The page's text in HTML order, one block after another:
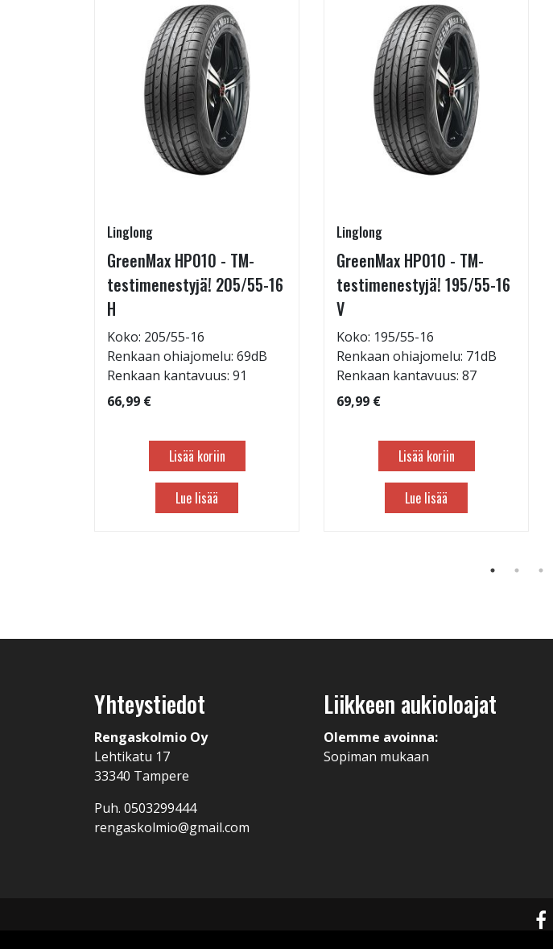
Linglong
GreenMax HP010 - TM-
testimenestyjä! 205/55-16
H
Koko: 205/55-16
Renkaan ohiajomelu: 69dB
Renkaan kantavuus: 91
66,99 €
Lisää koriin
Lue lisää
Linglong
GreenMax HP010 - TM-
testimenestyjä! 195/55-16
V
Koko: 195/55-16
Renkaan ohiajomelu: 71dB
Renkaan kantavuus: 87
69,99 €
Lisää koriin
Lue lisää
Yhteystiedot
Rengaskolmio Oy
Lehtikatu 17
33340 Tampere
Puh. 0503299444
rengaskolmio@gmail.com
Liikkeen aukioloajat
Olemme avoinna:
Sopiman mukaan